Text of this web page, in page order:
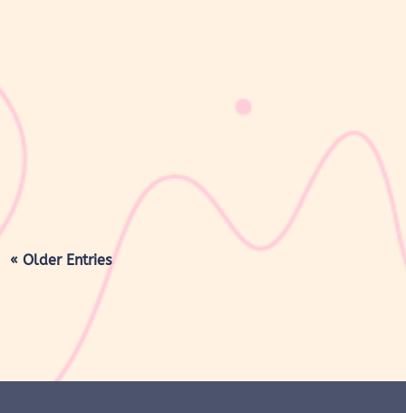
kulit bayi baru lahir sering kali membuat Mom & Dad khawatir.
Tidak jarang lapisan ini dianggap sebagai kotoran atau sisa cairan
persalinan yang harus segera dibersihkan, terutama jika jumlahnya
« Older Entries